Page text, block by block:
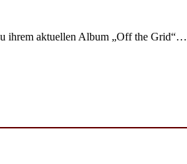
ihrem aktuellen Album „Off the Grid“…